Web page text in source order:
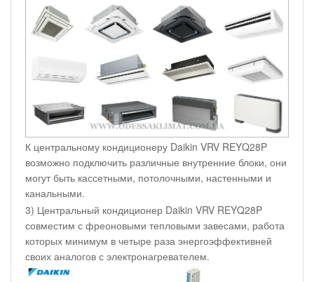
К центральному кондиционеру Daikin VRV REYQ28P
возможно подключить различные внутренние блоки, они
могут быть кассетными, потолочными, настенными и
канальными.
3) Центральный кондиционер Daikin VRV REYQ28P
совместим с фреоновыми тепловыми завесами, работа
которых минимум в четыре раза энергоэффективней
своих аналогов с электронагревателем.